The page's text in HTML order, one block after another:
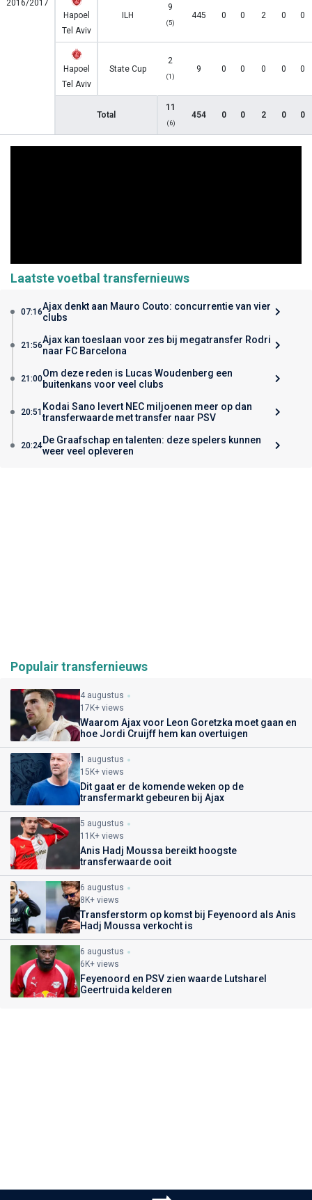
2016/2017
Hapoel
Tel Aviv
ILH
9
(5)
445 0 0 2 0 0
Hapoel
Tel Aviv
State Cup
2
(1)
9 0 0 0 0 0
Total
11
(6)
454 0 0 2 0 0
Laatste voetbal transfernieuws
07:16Ajax denkt aan Mauro Couto: concurrentie van vier
clubs
21:56Ajax kan toeslaan voor zes bij megatransfer Rodri
naar FC Barcelona
21:00Om deze reden is Lucas Woudenberg een
buitenkans voor veel clubs
20:51 Kodai Sano levert NEC miljoenen meer op dan
transferwaarde met transfer naar PSV
20:24De Graafschap en talenten: deze spelers kunnen
weer veel opleveren
Populair transfernieuws
4 augustus
17K+ views
Waarom Ajax voor Leon Goretzka moet gaan en
hoe Jordi Cruijff hem kan overtuigen
1 augustus
15K+ views
Dit gaat er de komende weken op de
transfermarkt gebeuren bij Ajax
5 augustus
11K+ views
Anis Hadj Moussa bereikt hoogste
transferwaarde ooit
6 augustus
8K+ views
Transferstorm op komst bij Feyenoord als Anis
Hadj Moussa verkocht is
6 augustus
6K+ views
Feyenoord en PSV zien waarde Lutsharel
Geertruida kelderen